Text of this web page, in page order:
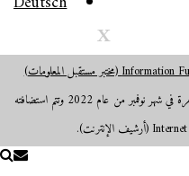
X
Information Futures Lab (مختبر مستقبل المعلومات)
. تم تحديث هذا الموقع الإلكتروني آخر مرة في شهر نوفمبر من عام 2022 وتتم استضافته